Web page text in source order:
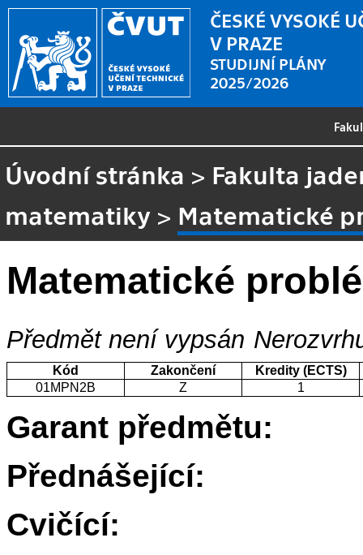
ČESKÉ VYSOKÉ
V PRAZE
STUDIJNÍ PLÁNY
2025/2026
Úvodní stránka > Fakulta
matematiky > Matematické
Matematické
Předmět není vypsán
Kód Zakončení
Kredity (ECTS)
01MPN2B
Z 1
Garant předmětu:
Přednášející:
Cvičící: